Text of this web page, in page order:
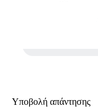
Υποβολή απάντησης